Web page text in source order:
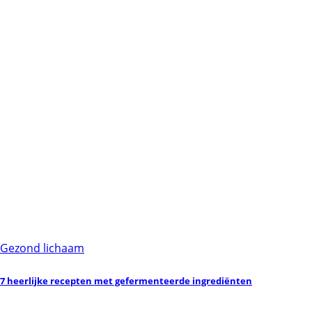
Gezond lichaam
7 heerlijke recepten met gefermenteerde ingrediënten